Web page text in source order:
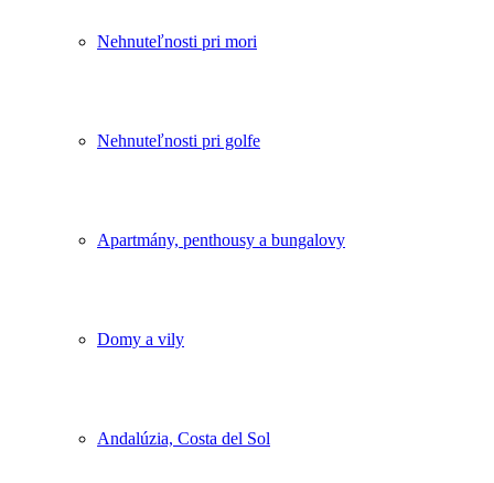
Nehnuteľnosti pri mori
Nehnuteľnosti pri golfe
Apartmány, penthousy a bungalovy
Domy a vily
Andalúzia, Costa del Sol